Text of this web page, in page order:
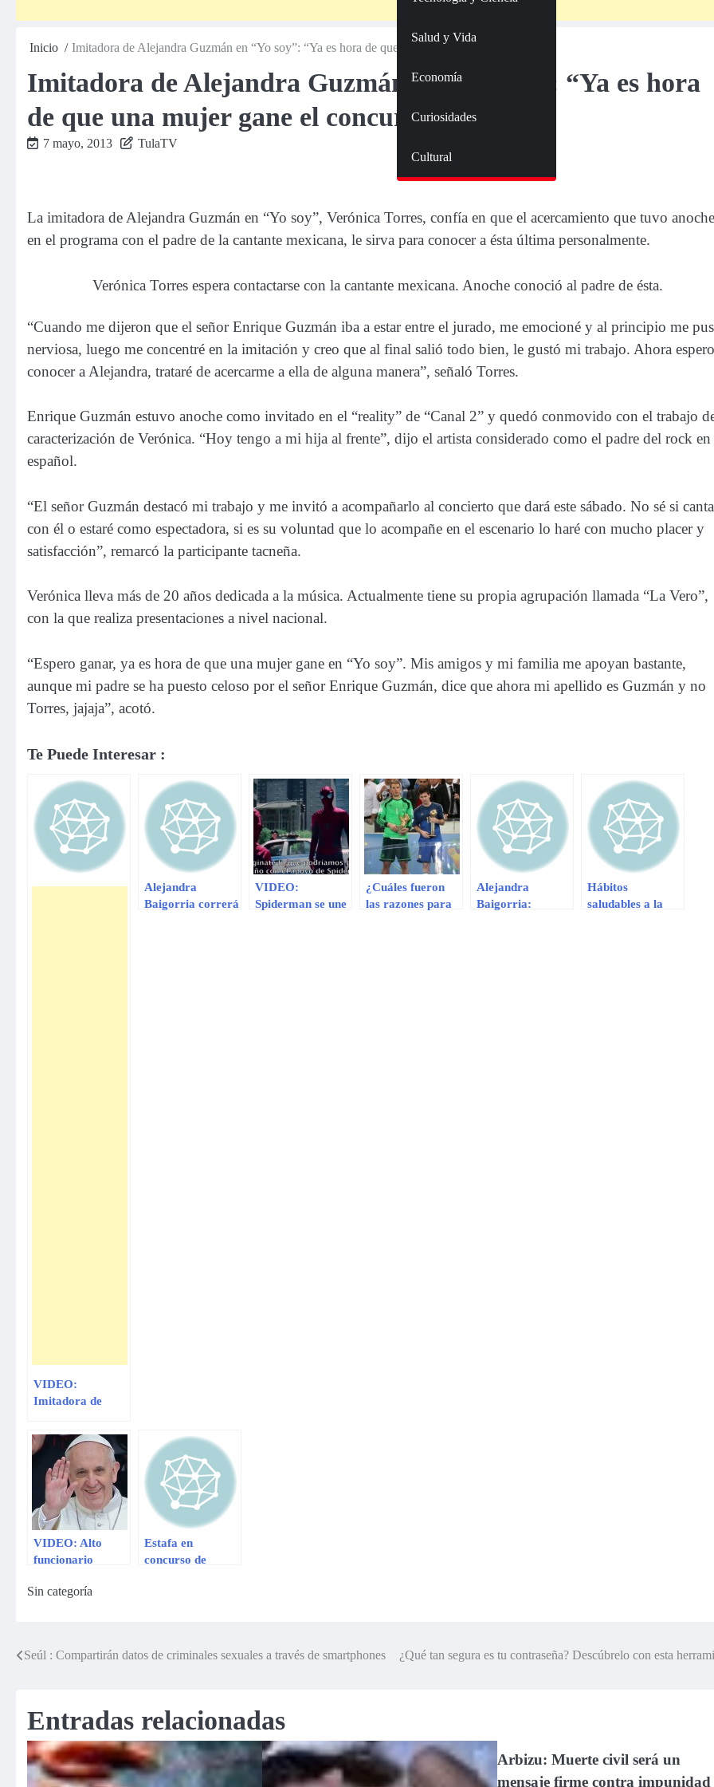
Salud y Vida
Economía
Curiosidades
Cultural
Inicio Imitadora de Alejandra Guzmán en “Yo soy”: “Ya es hora de que una mujer gane el concurso”
Imitadora de Alejandra Guzmán en “Yo soy”: “Ya es hora
de que una mujer gane el concurso”
7 mayo, 2013 TulaTV
La imitadora de Alejandra Guzmán en “Yo soy”, Verónica Torres, confía en que el acercamiento que tuvo anoche
en el programa con el padre de la cantante mexicana, le sirva para conocer a ésta última personalmente.
Verónica Torres espera contactarse con la cantante mexicana. Anoche conoció al padre de ésta.
“Cuando me dijeron que el señor Enrique Guzmán iba a estar entre el jurado, me emocioné y al principio me
nerviosa, luego me concentré en la imitación y creo que al final salió todo bien, le gustó mi trabajo. Ahora espero
conocer a Alejandra, trataré de acercarme a ella de alguna manera”, señaló Torres.
Enrique Guzmán estuvo anoche como invitado en el “reality” de “Canal 2” y quedó conmovido con el trabajo
caracterización de Verónica. “Hoy tengo a mi hija al frente”, dijo el artista considerado como el padre del rock en
español.
“El señor Guzmán destacó mi trabajo y me invitó a acompañarlo al concierto que dará este sábado. No sé si
con él o estaré como espectadora, si es su voluntad que lo acompañe en el escenario lo haré con mucho placer y
satisfacción”, remarcó la participante tacneña.
Verónica lleva más de 20 años dedicada a la música. Actualmente tiene su propia agrupación llamada “La Vero”,
con la que realiza presentaciones a nivel nacional.
“Espero ganar, ya es hora de que una mujer gane en “Yo soy”. Mis amigos y mi familia me apoyan bastante,
aunque mi padre se ha puesto celoso por el señor Enrique Guzmán, dice que ahora mi apellido es Guzmán y no
Torres, jajaja”, acotó.
Te Puede Interesar :
VIDEO:
Imitadora de
provoca “rabia”
en Ricardo
Morán
Alejandra
Baigorria correrá
VIDEO:
Spiderman se une
¿Cuáles fueron
las razones para
Alejandra
Baigorria:
Hábitos
saludables a la
VIDEO: Alto
funcionario
solicita al papa
Mundial
Estafa en
concurso de
Sin categoría
Navegación
entradas
Seúl : Compartirán datos de criminales sexuales a través de smartphones ¿Qué tan segura es tu contraseña? Descúbrelo con esta
Entradas relacionadas
Arbizu: Muerte civil será un
mensaje firme contra